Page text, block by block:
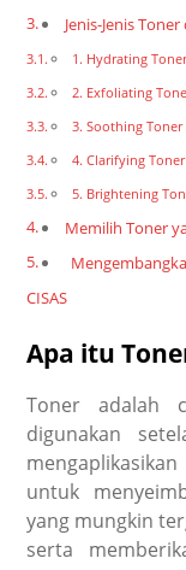
Jenis-Jenis
1. Hydrating Toner
2. Exfoliating
3. Soothing Toner
4. Clarifying
5. Brightening
Memilih Toner
CISAS
Apa itu
Toner adalah
digunakan
untuk
yang mungkin
serta